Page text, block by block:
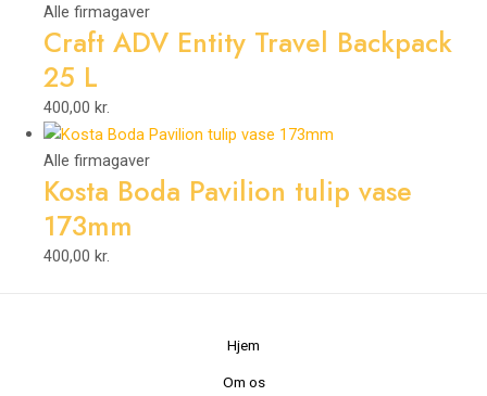
Alle firmagaver
Craft ADV Entity Travel Backpack
25 L
400,00 kr.
Alle firmagaver
Kosta Boda Pavilion tulip vase
173mm
400,00 kr.
Hjem
Om os